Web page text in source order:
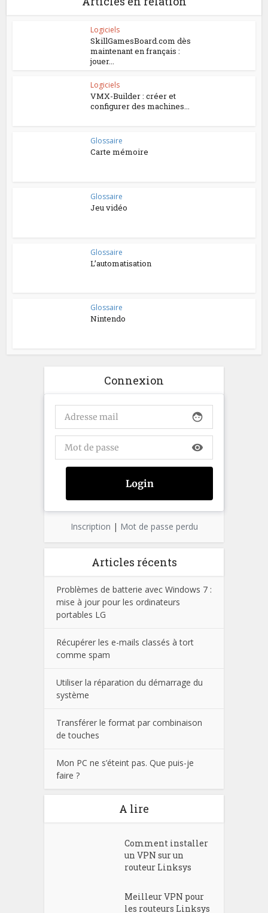
Logiciels
SkillGamesBoard.com dès
maintenant en français :
jouer...
Logiciels
VMX-Builder : créer et
configurer des machines...
Glossaire
Carte mémoire
Glossaire
Jeu vidéo
Glossaire
L’automatisation
Glossaire
Nintendo
Connexion
face
visibility
Inscription | Mot de passe perdu
Articles récents
Problèmes de batterie avec Windows 7 :
mise à jour pour les ordinateurs
portables LG
Récupérer les e-mails classés à tort
comme spam
Utiliser la réparation du démarrage du
système
Transférer le format par combinaison
de touches
Mon PC ne s’éteint pas. Que puis-je
faire ?
A lire
Comment installer
un VPN sur un
routeur Linksys
Meilleur VPN pour
les routeurs Linksys